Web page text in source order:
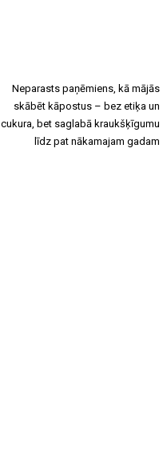
Neparasts paņēmiens, kā mājās
skābēt kāpostus – bez etiķa un
cukura, bet saglabā kraukšķīgumu
līdz pat nākamajam gadam